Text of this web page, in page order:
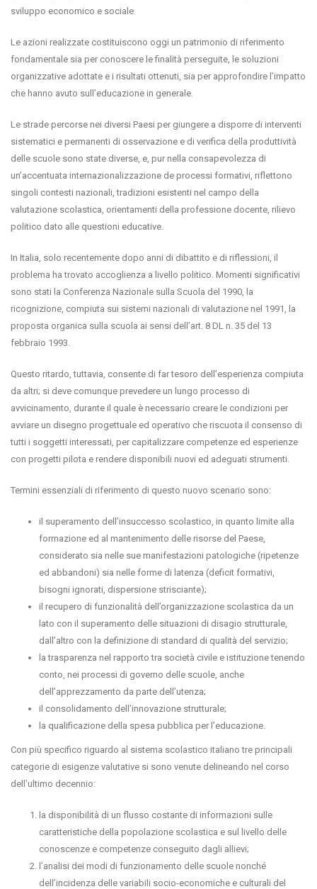
sviluppo economico e sociale.
Le azioni realizzate costituiscono oggi un patrimonio di riferimento
fondamentale sia per conoscere le finalità perseguite, le soluzioni
organizzative adottate e i risultati ottenuti, sia per approfondire l’impatto
che hanno avuto sull’educazione in generale.
Le strade percorse nei diversi Paesi per giungere a disporre di interventi
sistematici e permanenti di osservazione e di verifica della produttività
delle scuole sono state diverse, e, pur nella consapevolezza di
un’accentuata internazionalizzazione de processi formativi, riflettono
singoli contesti nazionali, tradizioni esistenti nel campo della
valutazione scolastica, orientamenti della professione docente, rilievo
politico dato alle questioni educative.
In Italia, solo recentemente dopo anni di dibattito e di riflessioni, il
problema ha trovato accoglienza a livello politico. Momenti significativi
sono stati la Conferenza Nazionale sulla Scuola del 1990, la
ricognizione, compiuta sui sistemi nazionali di valutazione nel 1991, la
proposta organica sulla scuola ai sensi dell’art. 8 DL n. 35 del 13
febbraio 1993.
Questo ritardo, tuttavia, consente di far tesoro dell’esperienza compiuta
da altri; si deve comunque prevedere un lungo processo di
avvicinamento, durante il quale è necessario creare le condizioni per
avviare un disegno progettuale ed operativo che riscuota il consenso di
tutti i soggetti interessati, per capitalizzare competenze ed esperienze
con progetti pilota e rendere disponibili nuovi ed adeguati strumenti.
Termini essenziali di riferimento di questo nuovo scenario sono:
il superamento dell’insuccesso scolastico, in quanto limite alla
formazione ed al mantenimento delle risorse del Paese,
considerato sia nelle sue manifestazioni patologiche (ripetenze
ed abbandoni) sia nelle forme di latenza (deficit formativi,
bisogni ignorati, dispersione strisciante);
il recupero di funzionalità dell’organizzazione scolastica da un
lato con il superamento delle situazioni di disagio strutturale,
dall’altro con la definizione di standard di qualità del servizio;
la trasparenza nel rapporto tra società civile e istituzione tenendo
conto, nei processi di governo delle scuole, anche
dell’apprezzamento da parte dell’utenza;
il consolidamento dell’innovazione strutturale;
la qualificazione della spesa pubblica per l’educazione.
Con più specifico riguardo al sistema scolastico italiano tre principali
categorie di esigenze valutative si sono venute delineando nel corso
dell’ultimo decennio:
la disponibilità di un flusso costante di informazioni sulle
caratteristiche della popolazione scolastica e sul livello delle
conoscenze e competenze conseguito dagli allievi;
l’analisi dei modi di funzionamento delle scuole nonché
dell’incidenza delle variabili socio-economiche e culturali del